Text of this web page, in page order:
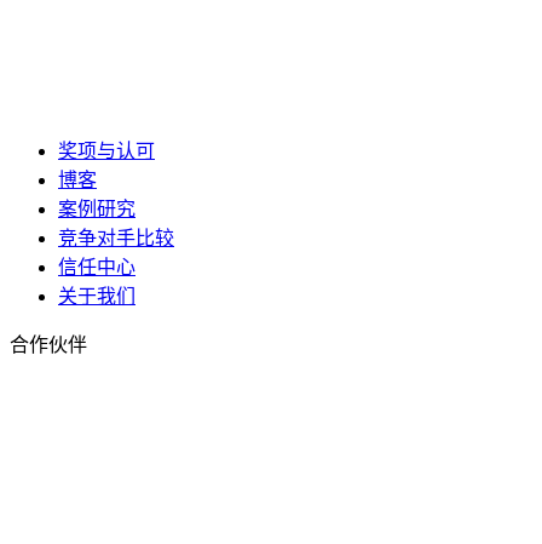
奖项与认可
博客
案例研究
竞争对手比较
信任中心
关于我们
合作伙伴